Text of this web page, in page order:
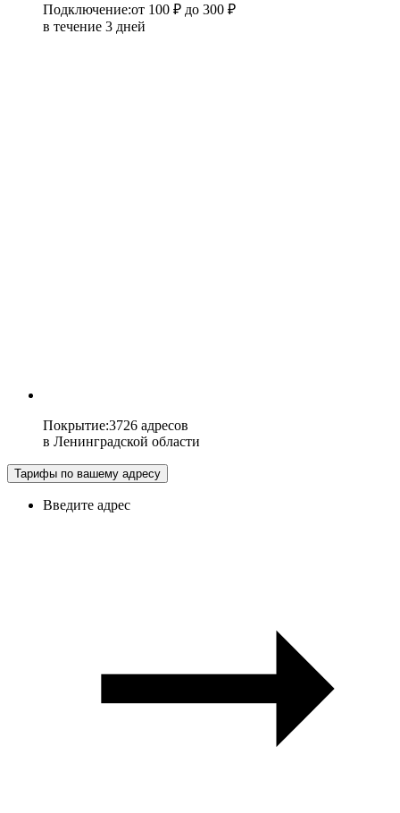
Подключение:от 100 ₽ до 300 ₽
в течение 3 дней
Покрытие:3726 адресов
в Ленинградской области
Тарифы по вашему адресу
Введите адрес